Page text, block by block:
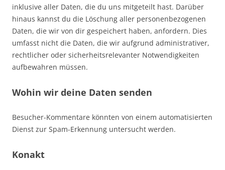
inklusive aller Daten, die du uns mitgeteilt hast. Darüber
hinaus kannst du die Löschung aller personenbezogenen
Daten, die wir von dir gespeichert haben, anfordern. Dies
umfasst nicht die Daten, die wir aufgrund administrativer,
rechtlicher oder sicherheitsrelevanter Notwendigkeiten
aufbewahren müssen.
Wohin wir deine Daten senden
Besucher-Kommentare könnten von einem automatisierten
Dienst zur Spam-Erkennung untersucht werden.
Konakt